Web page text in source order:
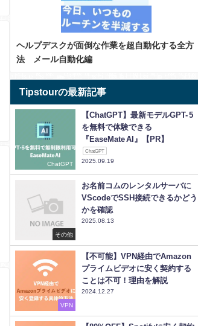
ヘルプデスクが面倒な作業を超自動化する全方
法 メール自動化編
Tipstourの最新記事
ChatGPT
【ChatGPT】最新モデルGPT- 5
を無料で体験できる
『EaseMate AI』【PR】
ChatGPT
2025.09.19
その他
お名前コムのレンタルサーバに
VScodeでSSH接続できるかどう
かを確認
2025.08.13
VPN
【不可能】VPN経由でAmazon
プライムビデオに安く契約する
ことは不可！理由を解説
2024.12.27